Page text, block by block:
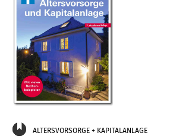
ALTERSVORSORGE + KAPITALANLAGE